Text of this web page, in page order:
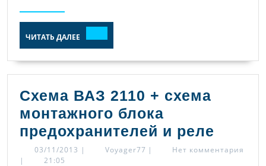
ВАЗ
2110
ЧИТАТЬ ДАЛЕЕ ДАЛЕЕ
Схема ВАЗ 2110 + схема
монтажного блока
предохранителей и реле
ВАЗ
03/11/2013 03/11/2013
| Voyager77 Voyager77
|
Нет комментария
|
21:05